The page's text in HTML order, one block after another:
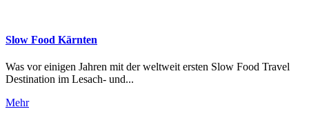
Slow Food Kärnten
Was vor einigen Jahren mit der weltweit ersten Slow Food Travel
Destination im Lesach- und...
Mehr